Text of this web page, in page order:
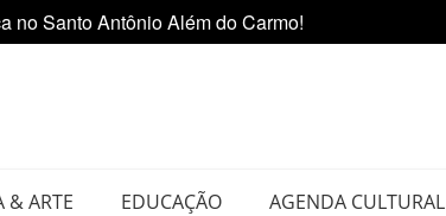
do Vinil no Shopping Center Lapa
& ARTE EDUCAÇÃO AGENDA CULTURAL